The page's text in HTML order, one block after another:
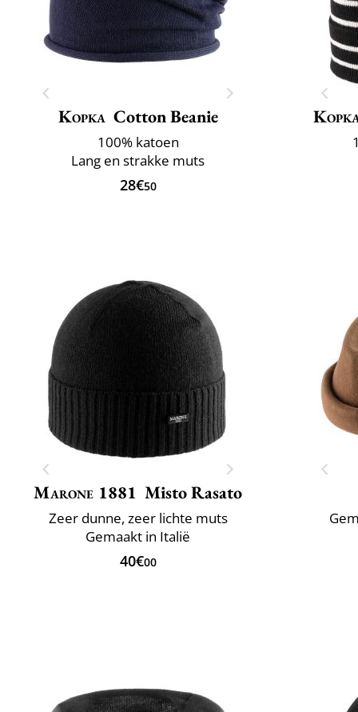
Kopka Cotton Beanie
100% katoen
Lang en strakke muts
28€50
Marone 1881 Misto Rasato
Zeer dunne, zeer lichte muts
Gemaakt in Italië
40€00